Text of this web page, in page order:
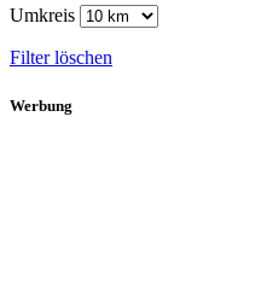
Umkreis
Filter löschen
Werbung